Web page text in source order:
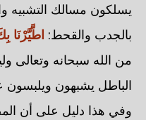
يسلكون مسالك التشبيه
بالجدب والقحط: اطَّيَّرْنَا
من الله سبحانه وتعالى
الباطل يشبهون ويلبسون
وفي هذا دليل على أن